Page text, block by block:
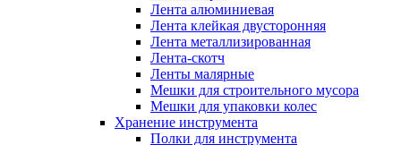
Лента алюминиевая
Лента клейкая двусторонняя
Лента металлизированная
Лента-скотч
Ленты малярные
Мешки для строительного мусора
Мешки для упаковки колес
Хранение инструмента
Полки для инструмента